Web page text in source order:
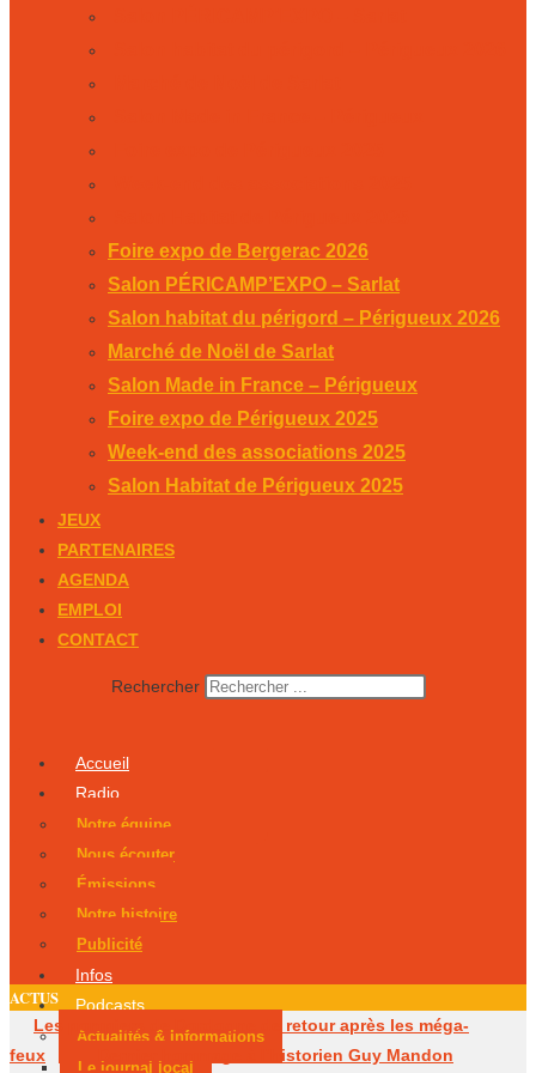
Foire expo de Bergerac 2026
Salon PÉRICAMP’EXPO – Sarlat
Salon habitat du périgord – Périgueux 2026
Marché de Noël de Sarlat
Salon Made in France – Périgueux
Foire expo de Périgueux 2025
Week-end des associations 2025
Salon Habitat de Périgueux 2025
JEUX
PARTENAIRES
AGENDA
EMPLOI
CONTACT
Rechercher
Accueil
Radio
Notre équipe
Nous écouter
Émissions
Notre histoire
Publicité
Infos
Podcasts
Actualités & Informations
Le journal local
ACTUS
Les pompiers de Dordogne de retour après les méga-
feux
Dernier hommage à l’historien Guy Mandon